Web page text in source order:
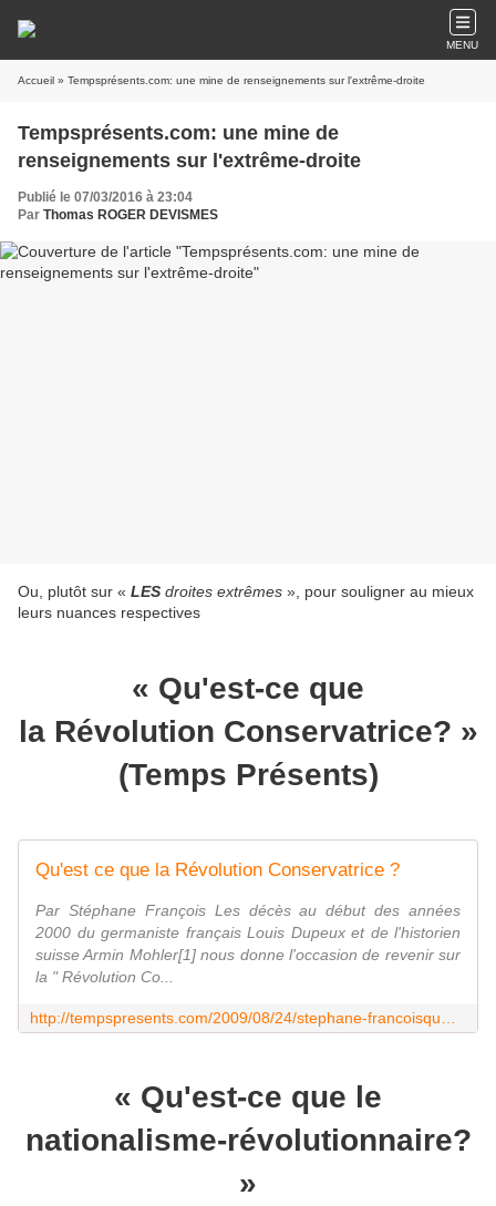
MENU
Accueil » Tempsprésents.com: une mine de renseignements sur l'extrême-droite
Tempsprésents.com: une mine de
renseignements sur l'extrême-droite
Publié le 07/03/2016 à 23:04
Par Thomas ROGER DEVISMES
Ou, plutôt sur « LES droites extrêmes », pour souligner au mieux
leurs nuances respectives
« Qu'est-ce que
la Révolution Conservatrice? »
(Temps Présents)
Qu'est ce que la Révolution Conservatrice ?
Par Stéphane François Les décès au début des années
2000 du germaniste français Louis Dupeux et de l'historien
suisse Armin Mohler[1] nous donne l'occasion de revenir sur
la " Révolution Co...
« Qu'est-ce que le
nationalisme-révolutionnaire?
»